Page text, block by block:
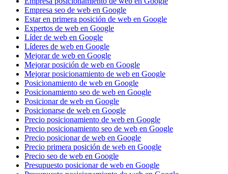
Empresa seo de web en Google
Estar en primera posición de web en Google
Expertos de web en Google
Líder de web en Google
Líderes de web en Google
Mejorar de web en Google
Mejorar posición de web en Google
Mejorar posicionamiento de web en Google
Posicionamiento de web en Google
Posicionamiento seo de web en Google
Posicionar de web en Google
Posicionarse de web en Google
Precio posicionamiento de web en Google
Precio posicionamiento seo de web en Google
Precio posicionar de web en Google
Precio primera posición de web en Google
Precio seo de web en Google
Presupuesto posicionar de web en Google